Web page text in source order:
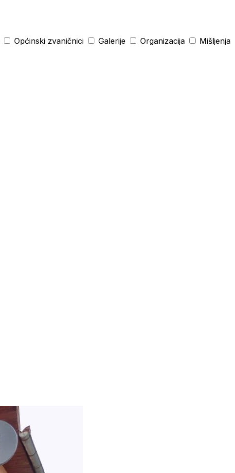
Općinski zvaničnici Galerije Organizacija
Mišljenja